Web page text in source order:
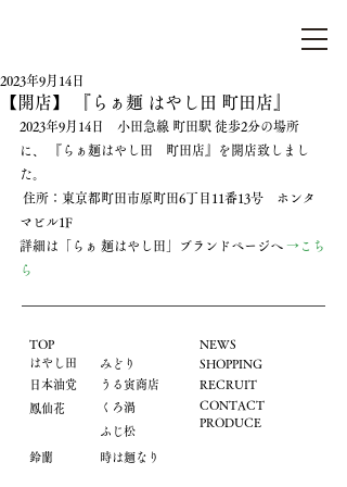
【開店】 『らぁ麺 はやし田 町田店』
2023年9月14日
2023年9月14日　小田急線 町田駅 徒歩2分の場所
に、 『らぁ麺はやし田　町田店』を開店致しまし
た。
マビル1F
詳細は「らぁ 麺はやし田」ブランドページへ →こち
ら
TOP
はやし田
​日本油党
鳳仙花
くろ渦
​みどり
うる寅商店
ふじ松
鈴蘭 時は麺なり
NEWS
​SHOPPING
​RECRUIT
CONTACT
PRODUCE